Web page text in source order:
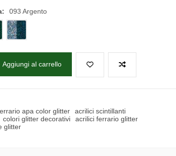
093 Argento
Aggiungi al carrello
apa color glitter
acrilici scintillanti
colori glitter decorativi
acrilici ferrario glitter
glitter